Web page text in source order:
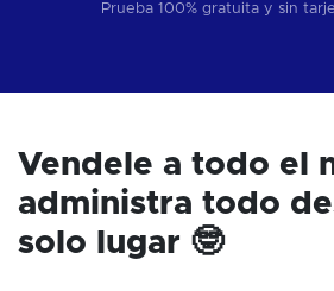
Prueba 100% gratuita y sin
Vendele a todo el
administra todo
solo lugar 🤓